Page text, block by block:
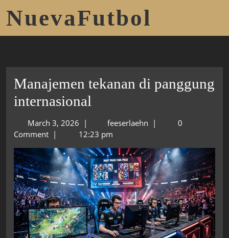
NuevaFutbol
Manajemen tekanan di panggung
internasional
March 3, 2026 | feeserlaehn |
0
Comment | 12:23 pm